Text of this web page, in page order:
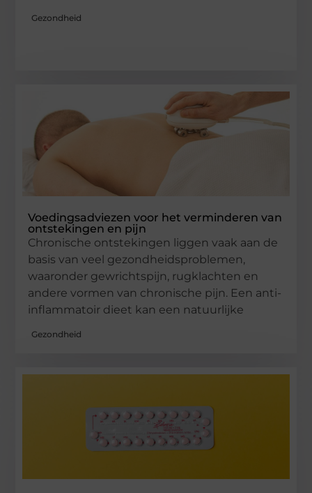
Gezondheid
Voedingsadviezen voor het verminderen van
ontstekingen en pijn
Chronische ontstekingen liggen vaak aan de
basis van veel gezondheidsproblemen,
waaronder gewrichtspijn, rugklachten en
andere vormen van chronische pijn. Een anti-
inflammatoir dieet kan een natuurlijke
Gezondheid